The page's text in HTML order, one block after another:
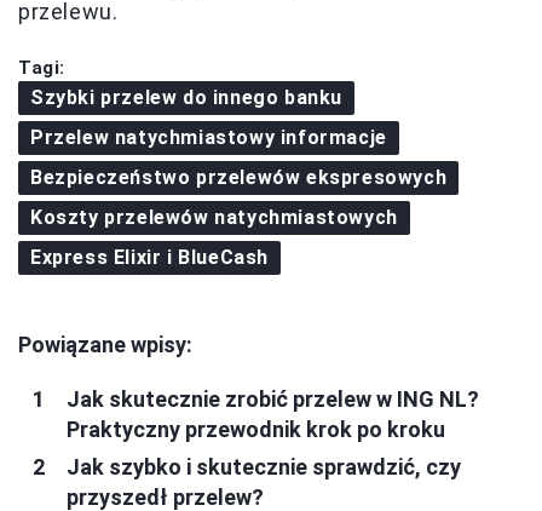
przelewu.
Tagi:
Szybki przelew do innego banku
Przelew natychmiastowy informacje
Bezpieczeństwo przelewów ekspresowych
Koszty przelewów natychmiastowych
Express Elixir i BlueCash
Powiązane wpisy:
Jak skutecznie zrobić przelew w ING NL?
Praktyczny przewodnik krok po kroku
Jak szybko i skutecznie sprawdzić, czy
przyszedł przelew?